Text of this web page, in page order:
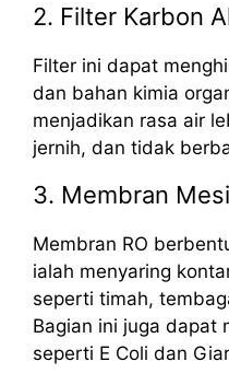
2. Filter Karbon
Filter ini dapat
dan bahan kimia
menjadikan rasa air
jernih, dan tidak
3. Membran
Membran RO
ialah menyaring
seperti timah,
Bagian ini juga dapat
seperti E Coli dan